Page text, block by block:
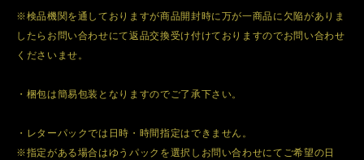
※検品機関を通しておりますが商品開封時に万が一商品に欠陥がありま
したらお問い合わせにて返品交換受け付けておりますのでお問い合わせ
くださいませ。
・梱包は簡易包装となりますのでご了承下さい。
・レターパックでは日時・時間指定はできません。
※指定がある場合はゆうパックを選択しお問い合わせにてご希望の日